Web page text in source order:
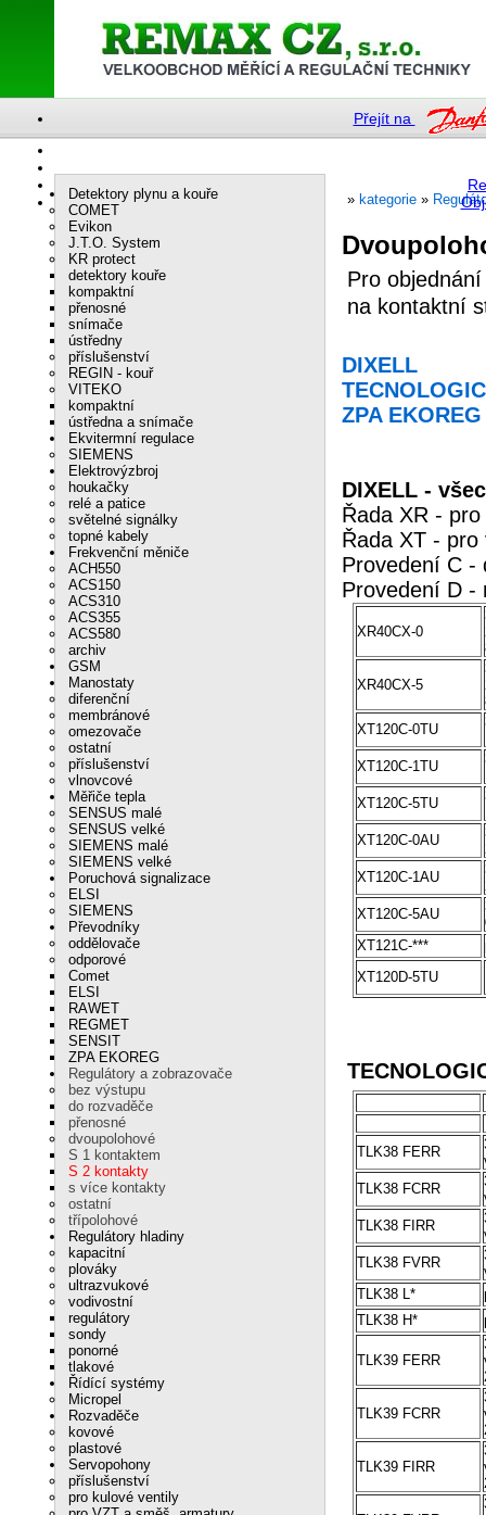
Přejít na
» kategorie »
Pro
na kontaktní
DIXELL
TECNOLOGIC
ZPA EKOREG
DIXELL -
Řada XR -
Řada XT -
Provedení C -
Provedení D -
XR40CX-0
XR40CX-5
XT120C-0TU
XT120C-1TU
XT120C-5TU
XT120C-0AU
XT120C-1AU
XT120C-5AU
XT121C-***
XT120D-5TU
TLK38 FERR
TLK38 FCRR
TLK38 FIRR
TLK38 FVRR
TLK38 L*
TLK38 H*
TLK39 FERR
TLK39 FCRR
TLK39 FIRR
Detektory plynu a kouře
COMET
Evikon
J.T.O. System
KR protect
detektory kouře
kompaktní
přenosné
snímače
ústředny
příslušenství
REGIN - kouř
VITEKO
kompaktní
ústředna a snímače
Ekvitermní regulace
SIEMENS
Elektrovýzbroj
houkačky
relé a patice
světelné signálky
topné kabely
Frekvenční měniče
ACH550
ACS150
ACS310
ACS355
ACS580
archiv
GSM
Manostaty
diferenční
membránové
omezovače
ostatní
příslušenství
vlnovcové
Měřiče tepla
SENSUS malé
SENSUS velké
SIEMENS malé
SIEMENS velké
Poruchová signalizace
ELSI
SIEMENS
Převodníky
oddělovače
odporové
Comet
ELSI
RAWET
REGMET
SENSIT
ZPA EKOREG
Regulátory a zobrazovače
bez výstupu
do rozvaděče
přenosné
dvoupolohové
S 1 kontaktem
S 2 kontakty
s více kontakty
ostatní
třípolohové
Regulátory hladiny
kapacitní
plováky
ultrazvukové
vodivostní
regulátory
sondy
ponorné
tlakové
Řídící systémy
Micropel
Rozvaděče
kovové
plastové
Servopohony
příslušenství
pro kulové ventily